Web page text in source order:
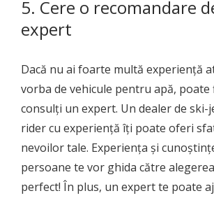
5. Cere o recomandare
expert
Dacă nu ai foarte multă experiență
vorba de vehicule pentru apă, poate
consulți un expert. Un dealer de ski-
rider cu experiență îți poate oferi
nevoilor tale. Experiența și
persoane te vor ghida către
perfect! În plus, un expert te poate